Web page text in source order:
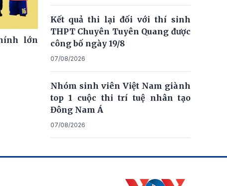
lớn
Kết quả thi lại đối với thí sinh
THPT Chuyên Tuyên Quang được
công bố ngày 19/8
07/08/2026
Nhóm sinh viên Việt Nam giành
top 1 cuộc thi trí tuệ nhân tạo
Đông Nam Á
07/08/2026